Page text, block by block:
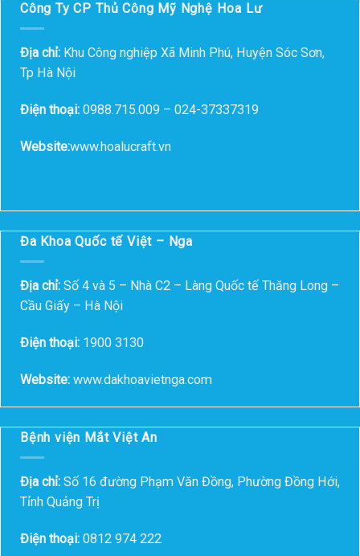
Công Ty CP Thủ Công Mỹ Nghệ Hoa Lư
Địa chỉ: Khu Công nghiệp Xã Minh Phú, Huyện Sóc Sơn,
Tp Hà Nội
Điện thoại: 0988.715.009 – 024-37337319
Website:www.hoalucraft.vn
Đa Khoa Quốc tế Việt – Nga
Địa chỉ: Số 4 và 5 – Nhà C2 – Làng Quốc tế Thăng Long –
Cầu Giấy – Hà Nội
Điện thoại: 1900 3130
Website: www.dakhoavietnga.com
Bệnh viện Mắt Việt An
Địa chỉ: Số 16 đường Phạm Văn Đồng, Phường Đồng Hới,
Tỉnh Quảng Trị
Điện thoại: 0812 974 222